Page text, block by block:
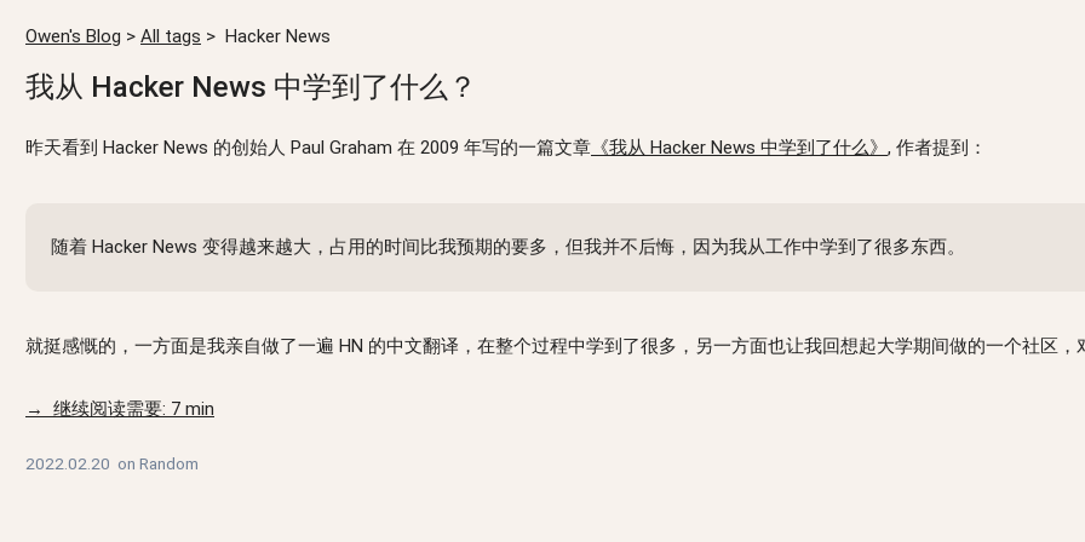
Owen's Blog > All tags > Hacker News
我从 Hacker News 中学到了什么？
昨天看到 Hacker News 的创始人 Paul Graham 在 2009 年写的一篇文章 《我从 Hacker News 中学到了什么》 , 作者提到：
随着 Hacker News 变得越来越大，占用的时间比我预期的要多，但我并不后悔，因为我从工作中学到了很多东西。
就挺感慨的，一方面是我亲自做了一遍 HN 的中文翻译，在整个过程中学到了很多，另一方面也让我回想起大学期间做的一个社区，
→ 继续阅读需要: 7 min
2022.02.20 on Random